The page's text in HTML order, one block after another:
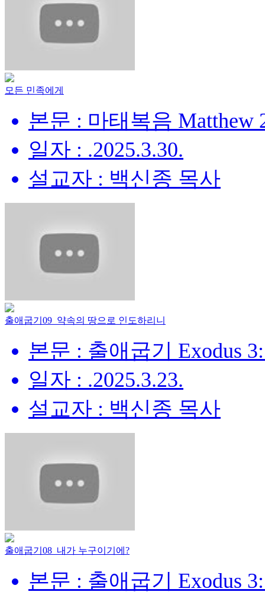
모든 민족에게
본문 : 마태복음 Matthew
일자 : .2025.3.30.
설교자 : 백신종 목사
출애굽기09_약속의 땅으로 인도하리니
본문 : 출애굽기 Exodus
일자 : .2025.3.23.
설교자 : 백신종 목사
출애굽기08_내가 누구이기에?
본문 : 출애굽기 Exodus